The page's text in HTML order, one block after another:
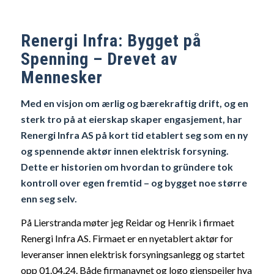
Renergi Infra: Bygget på
Spenning – Drevet av
Mennesker
Med en visjon om ærlig og bærekraftig drift, og en
sterk tro på at eierskap skaper engasjement, har
Renergi Infra AS på kort tid etablert seg som en ny
og spennende aktør innen elektrisk forsyning.
Dette er historien om hvordan to gründere tok
kontroll over egen fremtid – og bygget noe større
enn seg selv.
På Lierstranda møter jeg Reidar og Henrik i firmaet
Renergi Infra AS. Firmaet er en nyetablert aktør for
leveranser innen elektrisk forsyningsanlegg og startet
opp 01.04.24. Både firmanavnet og logo gjenspeiler hva